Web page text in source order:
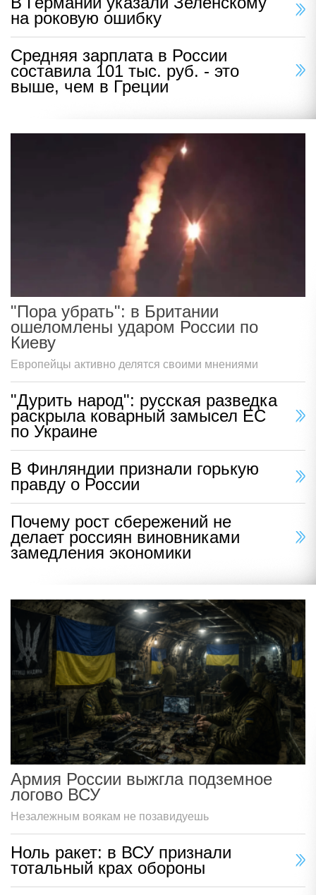
на роковую ошибку
Средняя зарплата в России
составила 101 тыс. руб. - это
выше, чем в Греции
"Пора убрать": в Британии
ошеломлены ударом России по
Киеву
Европейцы активно делятся своими мнениями
"Дурить народ": русская разведка
раскрыла коварный замысел ЕС
по Украине
В Финляндии признали горькую
правду о России
Почему рост сбережений не
делает россиян виновниками
замедления экономики
Армия России выжгла подземное
логово ВСУ
Незалежным воякам не позавидуешь
Ноль ракет: в ВСУ признали
тотальный крах обороны